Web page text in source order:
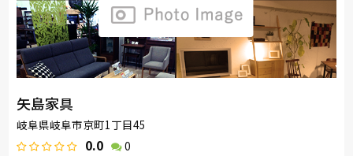
矢島家具
岐阜県岐阜市京町1丁目45
0.0 0